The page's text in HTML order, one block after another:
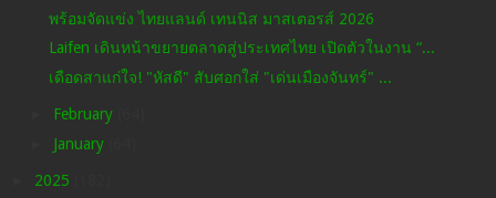
พร้อมจัดแข่ง ไทยแลนด์ เทนนิส มาสเตอรส์ 2026
Laifen เดินหน้าขยายตลาดสู่ประเทศไทย เปิดตัวในงาน “...
เดือดสาแก่ใจ! "หัสดี" สับศอกใส่ "เด่นเมืองจันทร์" ...
February
January
2025